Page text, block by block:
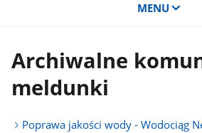
MENU
Archiwalne
meldunki
Poprawa jakości wody - Wodociąg